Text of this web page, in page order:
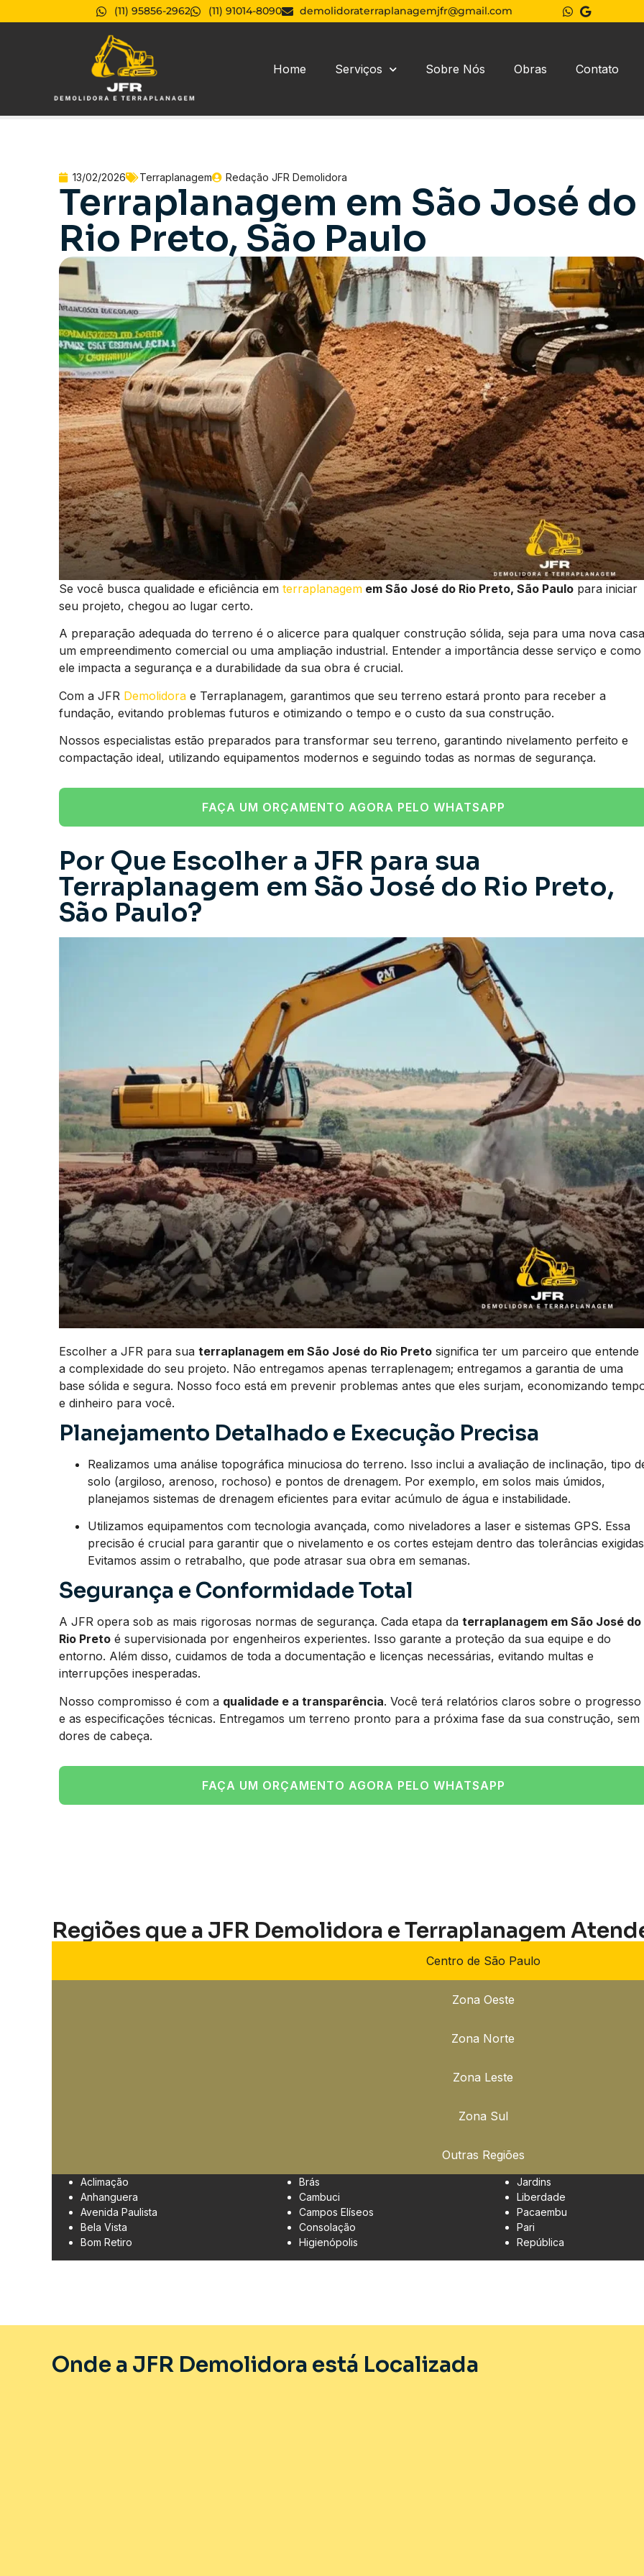
(11) 95856-2962 (11) 91014-8090 demolidoraterraplanagemjfr@gmail.com
Home Serviços Sobre Nós Obras Contato
13/02/2026 Terraplanagem Redação JFR Demolidora
Terraplanagem em São José do
Rio Preto, São Paulo
Se você busca qualidade e eficiência em terraplanagem em São José do Rio Preto, São Paulo para iniciar
seu projeto, chegou ao lugar certo.
A preparação adequada do terreno é o alicerce para qualquer construção sólida, seja para uma nova
um empreendimento comercial ou uma ampliação industrial. Entender a importância desse serviço e como
ele impacta a segurança e a durabilidade da sua obra é crucial.
Com a JFR Demolidora e Terraplanagem, garantimos que seu terreno estará pronto para receber a
fundação, evitando problemas futuros e otimizando o tempo e o custo da sua construção.
Nossos especialistas estão preparados para transformar seu terreno, garantindo nivelamento perfeito e
compactação ideal, utilizando equipamentos modernos e seguindo todas as normas de segurança.
FAÇA UM ORÇAMENTO AGORA PELO WHATSAPP
Por Que Escolher a JFR para sua
Terraplanagem em São José do Rio Preto,
São Paulo?
Escolher a JFR para sua terraplanagem em São José do Rio Preto significa ter um parceiro que entende
a complexidade do seu projeto. Não entregamos apenas terraplenagem; entregamos a garantia de uma
base sólida e segura. Nosso foco está em prevenir problemas antes que eles surjam, economizando
e dinheiro para você.
Planejamento Detalhado e Execução Precisa
Realizamos uma análise topográfica minuciosa do terreno. Isso inclui a avaliação de inclinação, tipo
solo (argiloso, arenoso, rochoso) e pontos de drenagem. Por exemplo, em solos mais úmidos,
planejamos sistemas de drenagem eficientes para evitar acúmulo de água e instabilidade.
Utilizamos equipamentos com tecnologia avançada, como niveladores a laser e sistemas GPS. Essa
precisão é crucial para garantir que o nivelamento e os cortes estejam dentro das tolerâncias
Evitamos assim o retrabalho, que pode atrasar sua obra em semanas.
Segurança e Conformidade Total
A JFR opera sob as mais rigorosas normas de segurança. Cada etapa da terraplanagem em São José do
Rio Preto é supervisionada por engenheiros experientes. Isso garante a proteção da sua equipe e do
entorno. Além disso, cuidamos de toda a documentação e licenças necessárias, evitando multas e
interrupções inesperadas.
Nosso compromisso é com a qualidade e a transparência. Você terá relatórios claros sobre o progresso
e as especificações técnicas. Entregamos um terreno pronto para a próxima fase da sua construção, sem
dores de cabeça.
FAÇA UM ORÇAMENTO AGORA PELO WHATSAPP
Regiões que a JFR Demolidora e Terraplanagem
Centro de São Paulo
Zona Oeste
Zona Norte
Zona Leste
Zona Sul
Outras Regiões
Aclimação
Anhanguera
Avenida Paulista
Bela Vista
Bom Retiro
Brás
Cambuci
Campos Elíseos
Consolação
Higienópolis
Jardins
Liberdade
Pacaembu
Pari
República
Onde a JFR Demolidora está Localizada